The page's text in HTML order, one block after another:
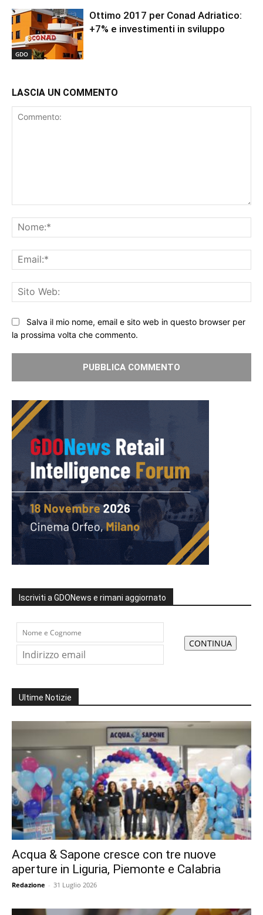
GDO
Ottimo 2017 per Conad Adriatico:
+7% e investimenti in sviluppo
LASCIA UN COMMENTO
Salva il mio nome, email e sito web in questo browser per
la prossima volta che commento.
Iscriviti a GDONews e rimani aggiornato
Ultime Notizie
Acqua & Sapone cresce con tre nuove
aperture in Liguria, Piemonte e Calabria
Redazione - 31 Luglio 2026